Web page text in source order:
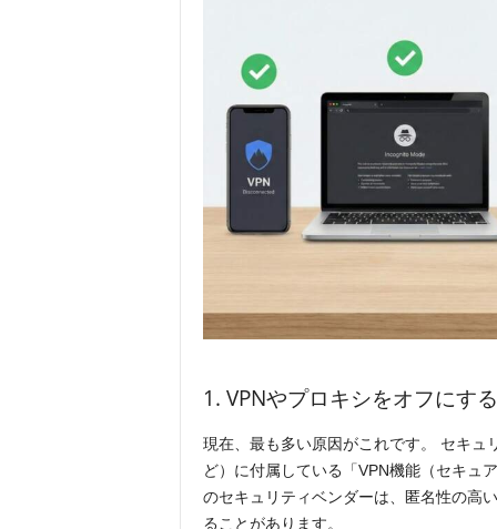
1. VPNやプロキシをオフにす
現在、最も多い原因がこれです。 セキュ
ど）に付属している「VPN機能（セキュ
のセキュリティベンダーは、匿名性の高
ることがあります。